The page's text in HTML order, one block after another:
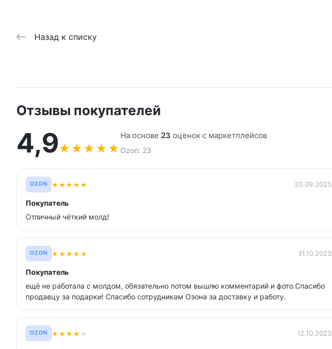
Назад к списку
Отзывы покупателей
4,9★ ★ ★ ★ ★
На основе 23 оценок с маркетплейсов
Ozon: 23
OZON ★★★★★ 20.09.2025
Покупатель
Отличный чёткий молд!
OZON ★★★★★ 31.10.2023
Покупатель
ещё не работала с молдом, обязательно потом вышлю комментарий и фото.Спасибо
продавцу за подарки! Спасибо сотрудникам Озона за доставку и работу.
OZON ★★★★ ★ 12.10.2023